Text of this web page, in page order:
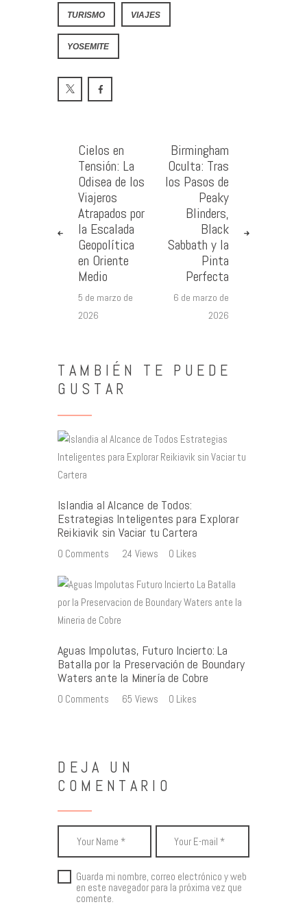
TURISMO VIAJES
YOSEMITE
Cielos en
Tensión: La
Odisea de los
Viajeros
Atrapados por
la Escalada
Geopolítica
en Oriente
Medio
5 de marzo de
2026
Birmingham
Oculta: Tras
los Pasos de
Peaky
Blinders,
Black
Sabbath y la
Pinta
Perfecta
6 de marzo de
2026
TAMBIÉN TE PUEDE
GUSTAR
Islandia al Alcance de Todos:
Estrategias Inteligentes para Explorar
Reikiavik sin Vaciar tu Cartera
0 Comments 24 Views 0 Likes
Aguas Impolutas, Futuro Incierto: La
Batalla por la Preservación de Boundary
Waters ante la Minería de Cobre
0 Comments 65 Views 0 Likes
DEJA UN
COMENTARIO
Guarda mi nombre, correo electrónico y web
en este navegador para la próxima vez que
comente.